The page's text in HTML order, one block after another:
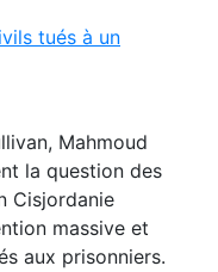
tués à un
Mahmoud
la question des
Cisjordanie
massive et
aux prisonniers.